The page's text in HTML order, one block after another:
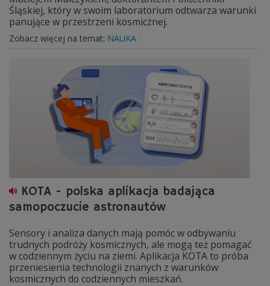
Śląskiej, który w swoim laboratorium odtwarza warunki
panujące w przestrzeni kosmicznej.
Zobacz więcej na temat: NAUKA
KOTA - polska aplikacja badająca
samopoczucie astronautów
Sensory i analiza danych mają pomóc w odbywaniu
trudnych podróży kosmicznych, ale mogą też pomagać
w codziennym życiu na ziemi. Aplikacja KOTA to próba
przeniesienia technologii znanych z warunków
kosmicznych do codziennych mieszkań.